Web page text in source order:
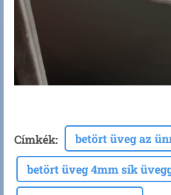
Címkék: betört üveg az
betört üveg 4mm sík